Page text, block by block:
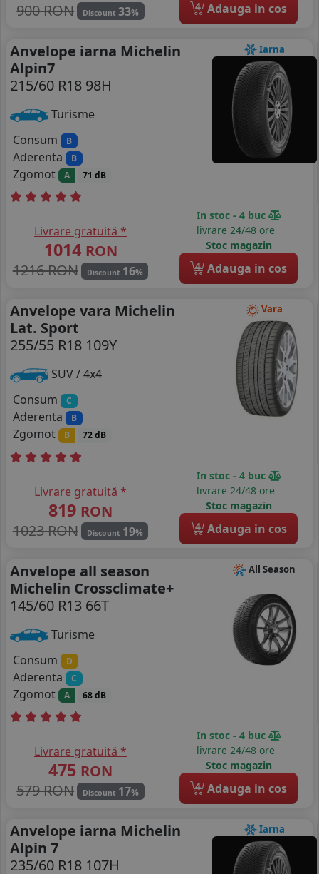
900 RON
Discount 33%
4 Adauga in cos
Iarna
Anvelope iarna Michelin
Alpin7
215/60 R18 98H
Turisme
Consum
B
Aderenta B
Zgomot A 71 dB
Livrare gratuită *
1014 RON
1216 RON
Discount 16%
In stoc - 4 buc
livrare 24/48 ore
Stoc magazin
4 Adauga in cos
Vara
Anvelope vara Michelin
Lat. Sport
255/55 R18 109Y
SUV / 4x4
Consum
C
Aderenta B
Zgomot B 72 dB
Livrare gratuită *
819 RON
1023 RON
Discount 19%
In stoc - 4 buc
livrare 24/48 ore
Stoc magazin
4 Adauga in cos
All Season
Anvelope all season
Michelin Crossclimate+
145/60 R13 66T
Turisme
Consum
D
Aderenta C
Zgomot A 68 dB
Livrare gratuită *
475 RON
579 RON
Discount 17%
In stoc - 4 buc
livrare 24/48 ore
Stoc magazin
4 Adauga in cos
Iarna
Anvelope iarna Michelin
Alpin 7
235/60 R18 107H